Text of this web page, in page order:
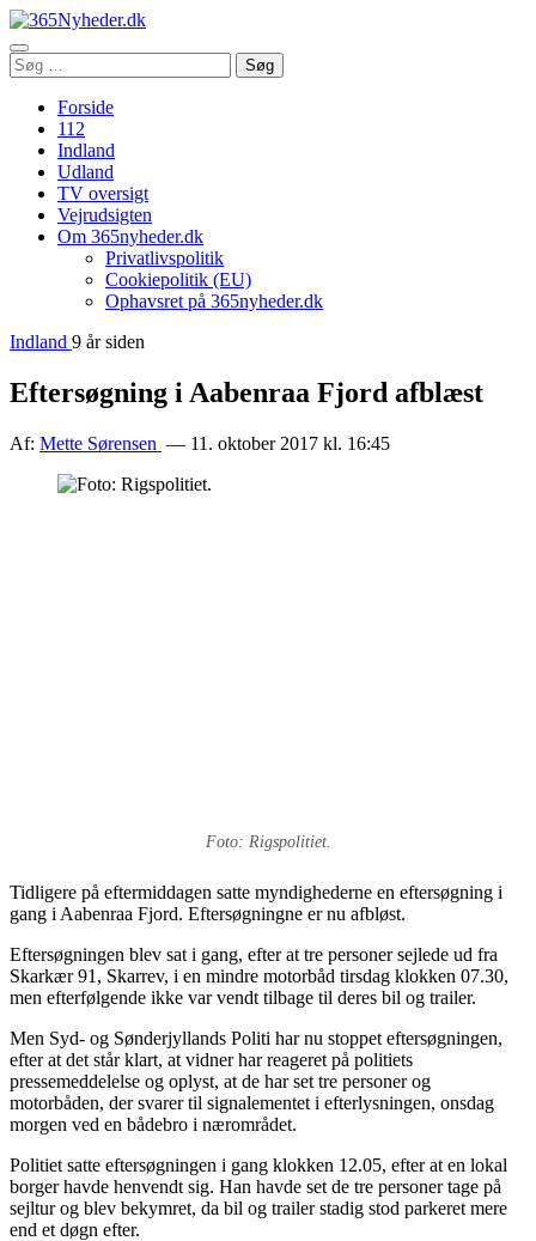
Åbn
menu
Søg
efter:
Søg
Forside
112
Indland
Udland
TV oversigt
Vejrudsigten
Om 365nyheder.dk
Privatlivspolitik
Cookiepolitik (EU)
Ophavsret på 365nyheder.dk
Indland 9 år siden
Eftersøgning i Aabenraa Fjord afblæst
Af: Mette Sørensen — 11. oktober 2017 kl. 16:45
Foto: Rigspolitiet.
Tidligere på eftermiddagen satte myndighederne en eftersøgning i
gang i Aabenraa Fjord. Eftersøgningne er nu afbløst.
Eftersøgningen blev sat i gang, efter at tre personer sejlede ud fra
Skarkær 91, Skarrev, i en mindre motorbåd tirsdag klokken 07.30,
men efterfølgende ikke var vendt tilbage til deres bil og trailer.
Men Syd- og Sønderjyllands Politi har nu stoppet eftersøgningen,
efter at det står klart, at vidner har reageret på politiets
pressemeddelelse og oplyst, at de har set tre personer og
motorbåden, der svarer til signalementet i efterlysningen, onsdag
morgen ved en bådebro i nærområdet.
Politiet satte eftersøgningen i gang klokken 12.05, efter at en lokal
borger havde henvendt sig. Han havde set de tre personer tage på
sejltur og blev bekymret, da bil og trailer stadig stod parkeret mere
end et døgn efter.